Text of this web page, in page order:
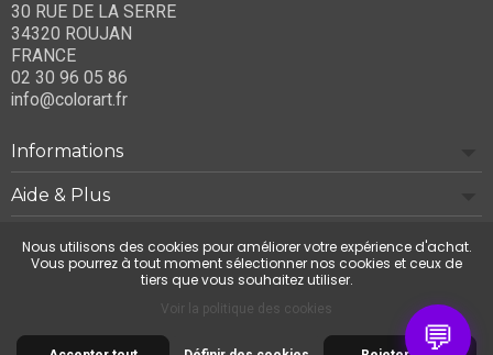
30 RUE DE LA SERRE
34320 ROUJAN
FRANCE
02 30 96 05 86
info@colorart.fr
Informations
Aide & Plus
Notre société
Contactez-nous
💬
Nous utilisons des cookies pour améliorer votre expérience d'achat.
Vous pourrez à tout moment sélectionner nos cookies et ceux de
tiers que vous souhaitez utiliser.
Voir la politique des cookies